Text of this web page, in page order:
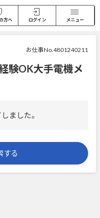
方へ ログイン メニュー
お仕事No.4801240211
験OK大手電機メ
ました。
する